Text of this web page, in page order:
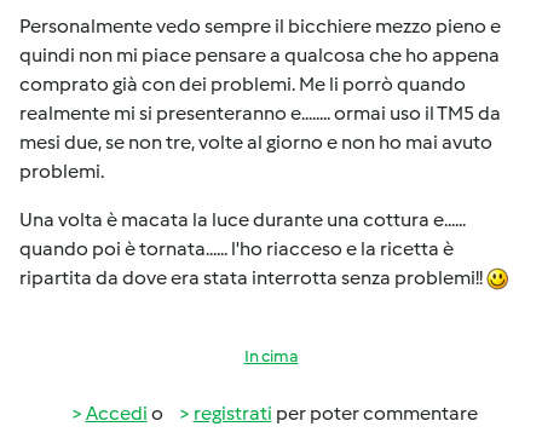
Personalmente vedo sempre il bicchiere mezzo pieno e
quindi non mi piace pensare a qualcosa che ho appena
comprato già con dei problemi. Me li porrò quando
realmente mi si presenteranno e........ ormai uso il TM5 da
mesi due, se non tre, volte al giorno e non ho mai avuto
problemi.
Una volta è macata la luce durante una cottura e......
quando poi è tornata...... l'ho riacceso e la ricetta è
ripartita da dove era stata interrotta senza problemi!!
In cima
Accedi o registrati per poter commentare